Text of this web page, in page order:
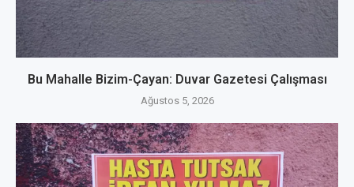
Bu Mahalle Bizim-Çayan: Duvar Gazetesi Çalışması
Ağustos 5, 2026